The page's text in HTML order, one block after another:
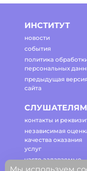
ИНСТИТУТ
новости
события
политика
персональных
предыдущая
сайта
СЛУШАТЕЛЯМ
контакты и
независимая
качества оказания
услуг
часто задаваемые
вопросы